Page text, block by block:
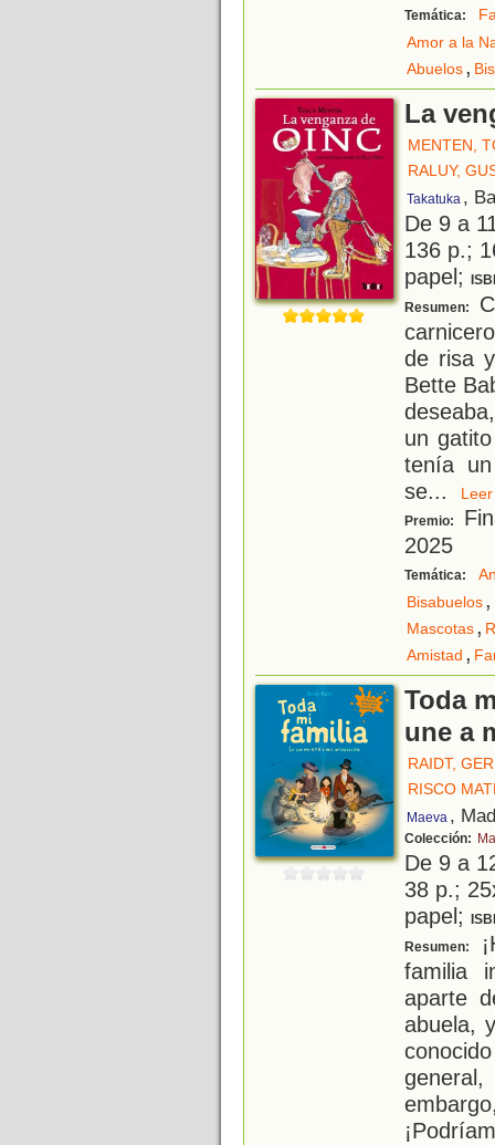
Temática:
Amor a la
Abuelos,
La
MENTEN,
RALUY,
Takatuka ,
De 9 a
136 p.;
papel;
Resumen:
de risa
Bette
un
tenía
se...
Premio:
2025
Temática:
Bisabuelos,
Mascotas,
Amistad ,
Toda
une a
RAIDT,
RISCO
Maeva ,
Colección:
De 9 a
38 p.;
papel;
Resumen:
familia
aparte
abuela,